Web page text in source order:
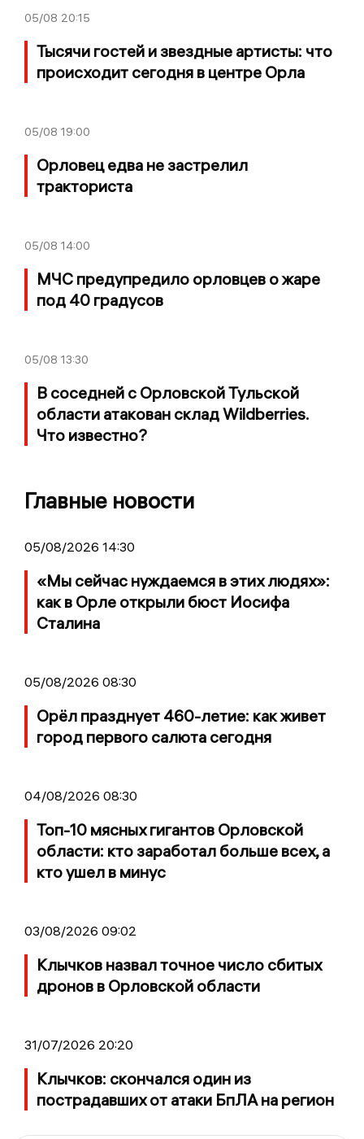
05/08 20:15
Тысячи гостей и звездные артисты: что
происходит сегодня в центре Орла
05/08 19:00
Орловец едва не застрелил
тракториста
05/08 14:00
МЧС предупредило орловцев о жаре
под 40 градусов
05/08 13:30
В соседней с Орловской Тульской
области атакован склад Wildberries.
Что известно?
Главные новости
05/08/2026 14:30
«Мы сейчас нуждаемся в этих людях»:
как в Орле открыли бюст Иосифа
Сталина
05/08/2026 08:30
Орёл празднует 460-летие: как живет
город первого салюта сегодня
04/08/2026 08:30
Топ-10 мясных гигантов Орловской
области: кто заработал больше всех, а
кто ушел в минус
03/08/2026 09:02
Клычков назвал точное число сбитых
дронов в Орловской области
31/07/2026 20:20
Клычков: скончался один из
пострадавших от атаки БпЛА на регион